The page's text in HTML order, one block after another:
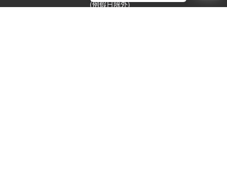
(例假日除外)
商品需保持全新、未下水、未穿